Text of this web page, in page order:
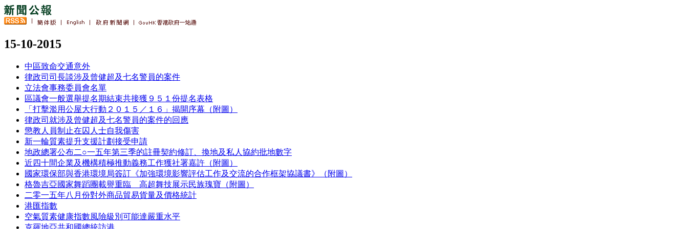
15-10-2015
中區致命交通意外
律政司司長談涉及曾健超及七名警員的案件
立法會事務委員會名單
區議會一般選舉提名期結束共接獲９５１份提名表格
「打擊濫用公屋大行動２０１５／１６」揭開序幕（附圖）
律政司就涉及曾健超及七名警員的案件的回應
懲教人員制止在囚人士自我傷害
新一輪質素提升支援計劃接受申請
地政總署公布二○一五年第三季的註冊契約修訂、換地及私人協約批地數字
近四十間企業及機構積極推動義務工作獲社署嘉許（附圖）
國家環保部與香港環境局簽訂《加強環境影響評估工作及交流的合作框架協議書》（附圖）
格魯吉亞國家舞蹈團載譽重臨 高超舞技展示民族瑰寶（附圖）
二零一五年八月份對外商品貿易貨量及價格統計
港匯指數
空氣質素健康指數風險級別可能達嚴重水平
克羅地亞共和國總統訪港